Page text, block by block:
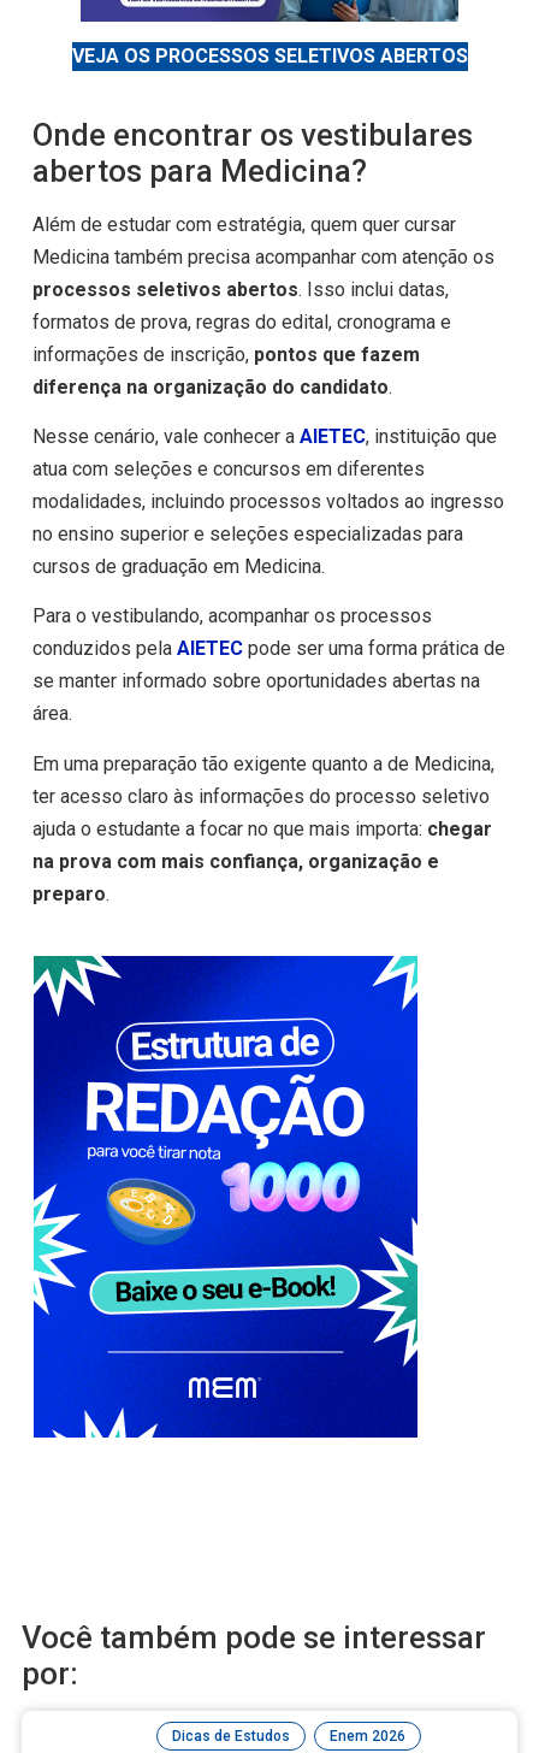
VEJA OS PROCESSOS SELETIVOS ABERTOS
Onde encontrar os vestibulares
abertos para Medicina?
Além de estudar com estratégia, quem quer cursar
Medicina também precisa acompanhar com atenção os
processos seletivos abertos. Isso inclui datas,
formatos de prova, regras do edital, cronograma e
informações de inscrição, pontos que fazem
diferença na organização do candidato.
Nesse cenário, vale conhecer a AIETEC, instituição que
atua com seleções e concursos em diferentes
modalidades, incluindo processos voltados ao ingresso
no ensino superior e seleções especializadas para
cursos de graduação em Medicina.
Para o vestibulando, acompanhar os processos
conduzidos pela AIETECpode ser uma forma prática de
se manter informado sobre oportunidades abertas na
área.
Em uma preparação tão exigente quanto a de Medicina,
ter acesso claro às informações do processo seletivo
ajuda o estudante a focar no que mais importa: chegar
na prova com mais confiança, organização e
preparo.
Você também pode se interessar
por:
Dicas de Estudos , Enem 2026